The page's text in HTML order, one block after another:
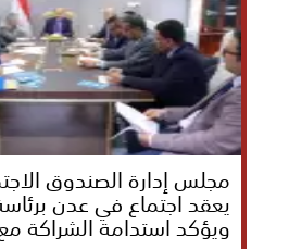
مجلس إدارة الصندوق
يعقد اجتماع في عدن
ويؤكد استدامة الشراكة